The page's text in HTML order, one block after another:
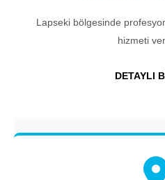
Lapseki bölgesinde
hizmeti
DETAYLI